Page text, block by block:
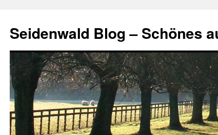
Seidenwald Blog – Schönes